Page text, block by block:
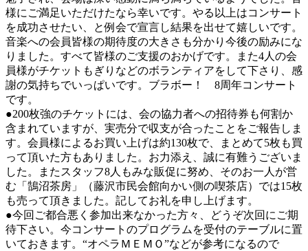
様にご満足いただけたなら幸いです。やる以上はコンサート
を成功させたい、と例会で宣言し結果を出せて嬉しいです。
音楽への会員皆様の期待度の大きさも分かり今後の励みにな
りました。すべて皆様のご支援のおかげです。また4人の会
員様がチケットもぎりなどのボランティアをして下さり、感
謝の気持ちでいっぱいです。ブラボー！ 8周年コンサート
です。
●200枚強のチケットには、会の協力者への招待券も何割か
含まれていますが、実売分で収支が合ったことをご報告しま
す。会員様によるお買い上げは約130枚で、まとめて5枚も買
って頂いた方もありました。お力添え、誠に有難うございま
した。またスタッフ8人もみな販促に努め、そのお一人が営
む「鵠沼茶房」（藤沢市民会館向かい側の喫茶店）では15枚
も売って頂きました。記してお礼を申し上げます。
●今回ご都合悪く参加出来なかった方々、どうぞ次回にご期
待下さい。今コンサートのプログラムを受付のテーブルに置
いておきます。“オペラＭＥＭＯ”などが参考になるので